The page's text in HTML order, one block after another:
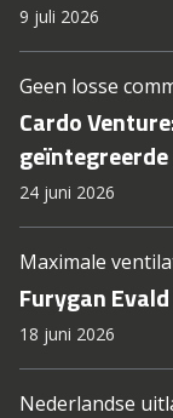
9 juli 2026
Geen losse
Cardo
24 juni 2026
Maximale
Furygan
18 juni 2026
Nederlandse